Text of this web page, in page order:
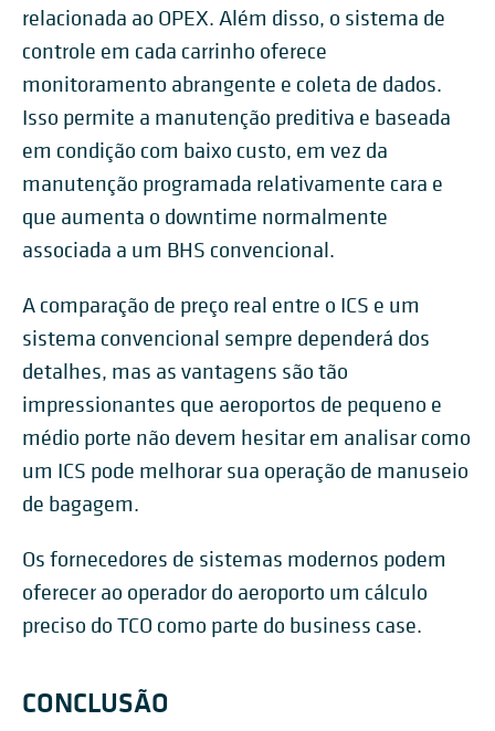
relacionada ao OPEX. Além disso, o sistema de
controle em cada carrinho oferece
monitoramento abrangente e coleta de dados.
Isso permite a manutenção preditiva e baseada
em condição com baixo custo, em vez da
manutenção programada relativamente cara e
que aumenta o downtime normalmente
associada a um BHS convencional.
A comparação de preço real entre o ICS e um
sistema convencional sempre dependerá dos
detalhes, mas as vantagens são tão
impressionantes que aeroportos de pequeno e
médio porte não devem hesitar em analisar como
um ICS pode melhorar sua operação de manuseio
de bagagem.
Os fornecedores de sistemas modernos podem
oferecer ao operador do aeroporto um cálculo
preciso do TCO como parte do business case.
CONCLUSÃO